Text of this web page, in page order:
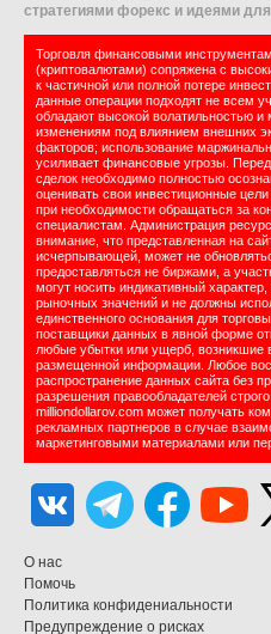
стратегиями форекс и идеями
Торговля финансовыми
(криптовалютами) сопряжена с
к частичной или полной потере
данные операции подходят не всем
обладают высокой волатильностью и
изменениям под влиянием внешних
факторов; использование
усиливает финансовые угрозы.
сделок необходимо полностью
оценивать свои инвестиционные
при необходимости обращаться за
специалистам. Администрация
внимание, что представленная на
исчерпывающей, может не
предоставляться не биржами, а
могут носить индикативный
рыночных значений и не должны
единственного основания для
поставщики данных в явной форме
любые убытки или ущерб, возникшие
размещенной информации. Любое
распространение данных сайта без
разрешения правообладателей
milliondollarov.com может получать
рекламных партнеров в случае
маркетинговыми материалами или
О нас
Помочь
Политика конфидениальности
Предупреждение о рисках